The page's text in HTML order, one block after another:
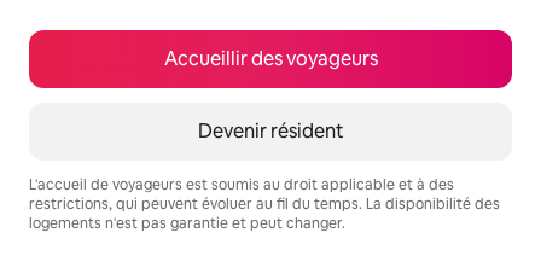
Accueillir des voyageurs
Devenir résident
L'accueil de voyageurs est soumis au droit applicable et à des
restrictions, qui peuvent évoluer au fil du temps. La disponibilité des
logements n'est pas garantie et peut changer.